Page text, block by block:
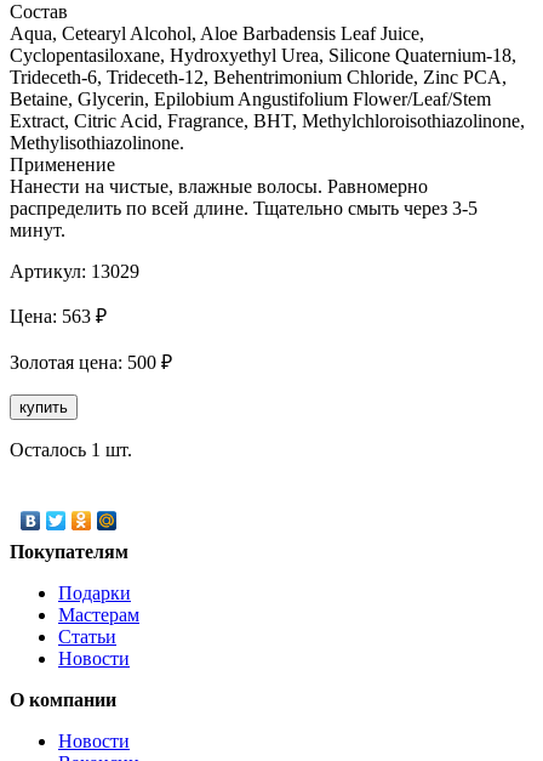
Состав
Aqua, Cetearyl Alcohol, Aloe Barbadensis Leaf Juice,
Cyclopentasiloxane, Hydroxyethyl Urea, Silicone Quaternium-18,
Trideceth-6, Trideceth-12, Behentrimonium Chloride, Zinc PCA,
Betaine, Glycerin, Epilobium Angustifolium Flower/Leaf/Stem
Extract, Citric Acid, Fragrance, BHT, Methylchloroisothiazolinone,
Methylisothiazolinone.
Применение
Нанести на чистые, влажные волосы. Равномерно
распределить по всей длине. Тщательно смыть через 3-5
минут.
Артикул: 13029
Цена: 563 ₽
Золотая цена: 500 ₽
купить
Осталось 1 шт.
Покупателям
Подарки
Мастерам
Статьи
Новости
О компании
Новости